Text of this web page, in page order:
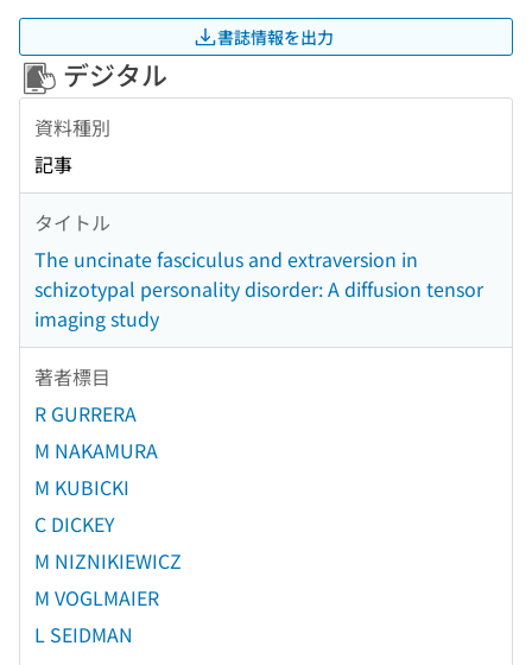
書誌情報を出力
デジタル
資料種別
記事
タイトル
The uncinate fasciculus and extraversion in
schizotypal personality disorder: A diffusion tensor
imaging study
著者標目
R GURRERA
M NAKAMURA
M KUBICKI
C DICKEY
M NIZNIKIEWICZ
M VOGLMAIER
L SEIDMAN